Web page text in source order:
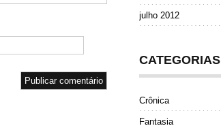
julho 2012
CATEGORIAS
Crônica
Fantasia